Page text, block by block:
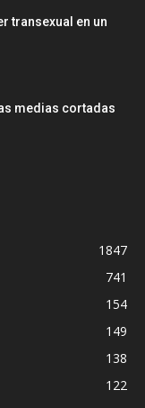
transexual en un
medias cortadas
1847
741
154
149
138
122